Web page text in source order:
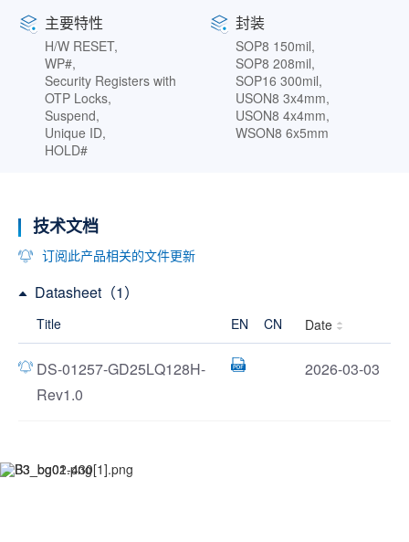
主要特性
H/W RESET,
WP#,
Security Registers with
OTP Locks,
Suspend,
Unique ID,
HOLD#
封装
SOP8 150mil,
SOP8 208mil,
SOP16 300mil,
USON8 3x4mm,
USON8 4x4mm,
WSON8 6x5mm
技术文档
订阅此产品相关的文件更新
Datasheet（1）
Title EN CN Date
DS-01257-GD25LQ128H-
Rev1.0
2026-03-03